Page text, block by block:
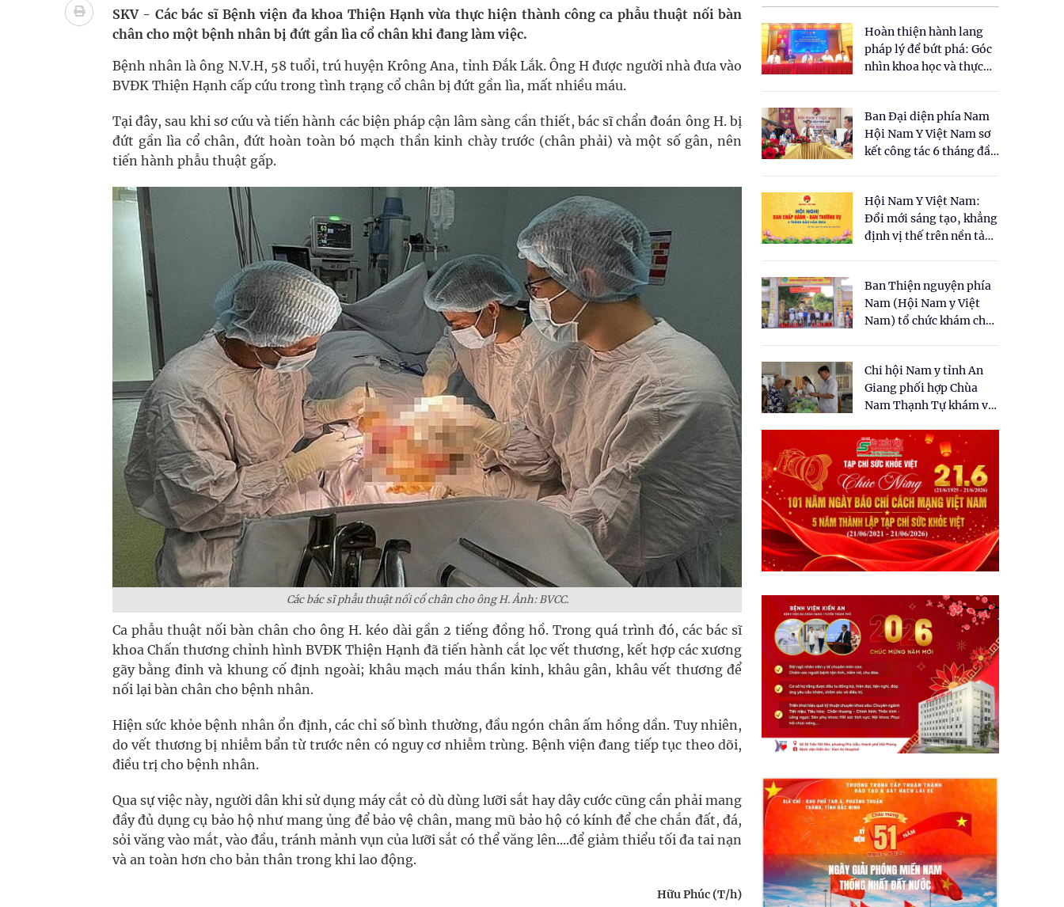
Pháp luật – Sức khỏe – Doanh nghiệp: Tìm giải pháp tăng cường chống hàng giả và gian lận thương
Ngày hoạt động đầu tiên, Bệnh viện Phụ sản Trung ương cơ sở 2 đón hơn 500 lượt khám
Dự báo thời tiết ngày 06/8/2026: Bắc Bộ có mưa dông rải rác.
Quảng Trị: Phát huy vai trò của chính quyền địa phương hai cấp trong quản lý hoạt động nha khoa,
bảo vệ sức khỏe Nhân dân
Không chỉ cắt tóc, Đông Tây Barbershop dành nguồn lực cho môi trường và cộng đồng
SKV - Các bác sĩ Bệnh viện đa khoa Thiện Hạnh vừa thực hiện thành công ca phẫu thuật nối bàn
chân cho một bệnh nhân bị đứt gần lìa cổ chân khi đang làm việc.
Bệnh nhân là ông N.V.H, 58 tuổi, trú huyện Krông Ana, tỉnh Đắk Lắk. Ông H được người nhà đưa vào
BVĐK Thiện Hạnh cấp cứu trong tình trạng cổ chân bị đứt gần lìa, mất nhiều máu.
Tại đây, sau khi sơ cứu và tiến hành các biện pháp cận lâm sàng cần thiết, bác sĩ chẩn đoán ông H. bị
đứt gần lìa cổ chân, đứt hoàn toàn bó mạch thần kinh chày trước (chân phải) và một số gân, nên
tiến hành phẫu thuật gấp.
Các bác sĩ phẫu thuật nối cổ chân cho ông H. Ảnh: BVCC.
Ca phẫu thuật nối bàn chân cho ông H. kéo dài gần 2 tiếng đồng hồ. Trong quá trình đó, các bác sĩ
khoa Chấn thương chỉnh hình BVĐK Thiện Hạnh đã tiến hành cắt lọc vết thương, kết hợp các xương
gãy bằng đinh và khung cố định ngoài; khâu mạch máu thần kinh, khâu gân, khâu vết thương để
nối lại bàn chân cho bệnh nhân.
Hiện sức khỏe bệnh nhân ổn định, các chỉ số bình thường, đầu ngón chân ấm hồng dần. Tuy nhiên,
do vết thương bị nhiễm bẩn từ trước nên có nguy cơ nhiễm trùng. Bệnh viện đang tiếp tục theo dõi,
điều trị cho bệnh nhân.
Qua sự việc này, người dân khi sử dụng máy cắt cỏ dù dùng lưỡi sắt hay dây cước cũng cần phải mang
đầy đủ dụng cụ bảo hộ như mang ủng để bảo vệ chân, mang mũ bảo hộ có kính để che chắn đất, đá,
sỏi văng vào mắt, vào đầu, tránh mảnh vụn của lưỡi sắt có thể văng lên....để giảm thiểu tối đa tai nạn
và an toàn hơn cho bản thân trong khi lao động.
Hữu Phúc (T/h)
Hoàn thiện hành lang
pháp lý để bứt phá: Góc
nhìn khoa học và thực
cho Luật Y dược cổ
truyền Việt Nam"
Ban Đại diện phía Nam
Hội Nam Y Việt Nam sơ
kết công tác 6 tháng đầu
Hội Nam Y Việt Nam:
Đổi mới sáng tạo, khẳng
định vị thế trên nền tảng
Ban Thiện nguyện phía
Nam (Hội Nam y Việt
Nam) tổ chức khám chữa
dân tại xã Tân Tập
Chi hội Nam y tỉnh An
Giang phối hợp Chùa
Nam Thạnh Tự khám và
nhân dân